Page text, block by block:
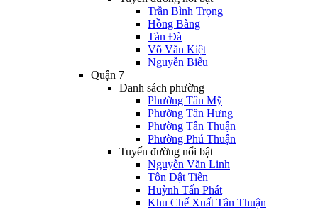
Trần Bình Trọng
Hồng Bàng
Tản Đà
Võ Văn Kiệt
Nguyễn Biểu
Quận 7
Danh sách phường
Phường Tân Mỹ
Phường Tân Hưng
Phường Tân Thuận
Phường Phú Thuận
Tuyến đường nổi bật
Nguyễn Văn Linh
Tôn Dật Tiên
Huỳnh Tấn Phát
Khu Chế Xuất Tân Thuận